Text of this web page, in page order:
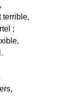
terrible,
;